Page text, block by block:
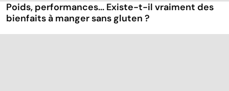
Poids, performances... Existe-t-il vraiment des
bienfaits à manger sans gluten ?